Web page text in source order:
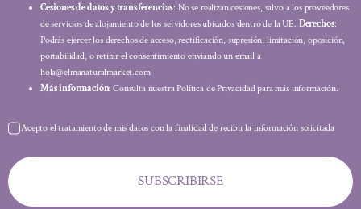
Cesiones de datos y transferencias: No se realizan cesiones, salvo a los proveedores
de servicios de alojamiento de los servidores ubicados dentro de la UE. Derechos:
Podrás ejercer los derechos de acceso, rectificación, supresión, limitación, oposición,
portabilidad, o retirar el consentimiento enviando un email a
hola@elmanaturalmarket.com
Más información: Consulta nuestra Política de Privacidad para más información.
Acepto el tratamiento de mis datos con la finalidad de recibir la información solicitada
SUBSCRIBIRSE